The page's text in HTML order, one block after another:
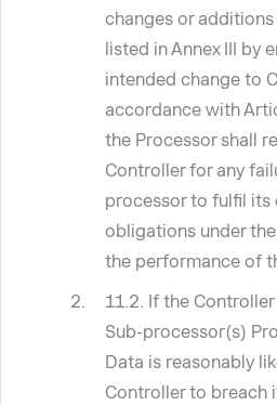
changes or
listed in Annex III by
intended change to
accordance with
the Processor shall
Controller for any
processor to fulfil
obligations under
the performance of
11.2. If the
Sub-processor(s)
Data is reasonably
Controller to breach